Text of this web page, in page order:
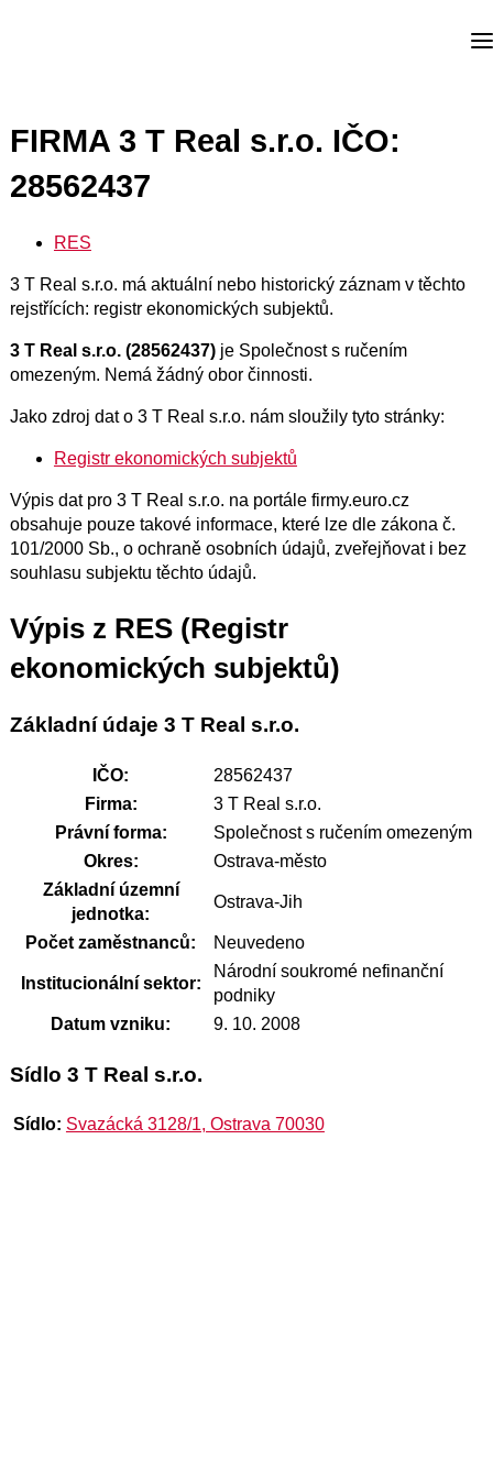
FIRMA 3 T Real s.r.o. IČO:
28562437
RES
3 T Real s.r.o. má aktuální nebo historický záznam v těchto
rejstřících: registr ekonomických subjektů.
3 T Real s.r.o. (28562437)je Společnost s ručením
omezeným. Nemá žádný obor činnosti.
Jako zdroj dat o 3 T Real s.r.o. nám sloužily tyto stránky:
Registr ekonomických subjektů
Výpis dat pro 3 T Real s.r.o. na portále firmy.euro.cz
obsahuje pouze takové informace, které lze dle zákona č.
101/2000 Sb., o ochraně osobních údajů, zveřejňovat i bez
souhlasu subjektu těchto údajů.
Výpis z RES (Registr
ekonomických subjektů)
Základní údaje 3 T Real s.r.o.
IČO:
28562437
Firma:
3 T Real s.r.o.
Právní forma:
Společnost s ručením omezeným
Okres:
Ostrava-město
Základní územní
jednotka:
Ostrava-Jih
Počet zaměstnanců: Neuvedeno
Institucionální sektor:
Národní soukromé nefinanční
podniky
Datum vzniku:
9. 10. 2008
Sídlo 3 T Real s.r.o.
Sídlo: Svazácká 3128/1, Ostrava 70030